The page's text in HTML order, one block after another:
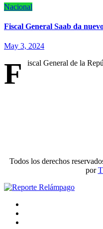
Nacional
Fiscal General Saab da
May 3, 2024
F iscal General de la
Todos los derechos
por